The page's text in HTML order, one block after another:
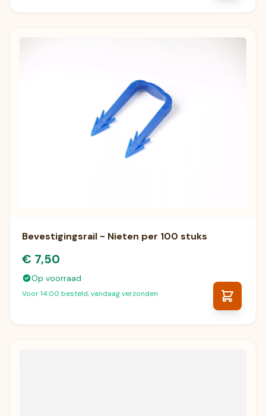
Bevestigingsrail - Nieten per 100 stuks
€ 7,50
Op voorraad
Voor 14:00 besteld, vandaag verzonden